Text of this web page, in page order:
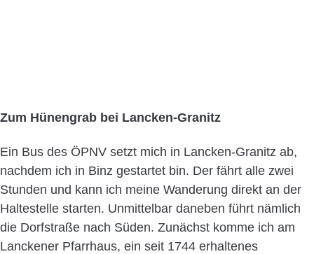
Zum Hünengrab bei Lancken-Granitz
Ein Bus des ÖPNV setzt mich in Lancken-Granitz ab,
nachdem ich in Binz gestartet bin. Der fährt alle zwei
Stunden und kann ich meine Wanderung direkt an der
Haltestelle starten. Unmittelbar daneben führt nämlich
die Dorfstraße nach Süden. Zunächst komme ich am
Lanckener Pfarrhaus, ein seit 1744 erhaltenes